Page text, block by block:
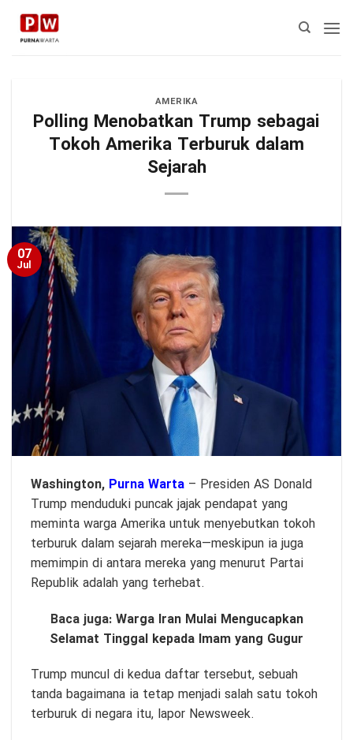
Skip
content
AMERIKA
Polling Menobatkan Trump sebagai
Tokoh Amerika Terburuk dalam
Sejarah
07
Jul
Washington, Purna Warta – Presiden AS Donald
Trump menduduki puncak jajak pendapat yang
meminta warga Amerika untuk menyebutkan tokoh
terburuk dalam sejarah mereka—meskipun ia juga
memimpin di antara mereka yang menurut Partai
Republik adalah yang terhebat.
Baca juga: Warga Iran Mulai Mengucapkan
Selamat Tinggal kepada Imam yang Gugur
Trump muncul di kedua daftar tersebut, sebuah
tanda bagaimana ia tetap menjadi salah satu tokoh
terburuk di negara itu, lapor Newsweek.